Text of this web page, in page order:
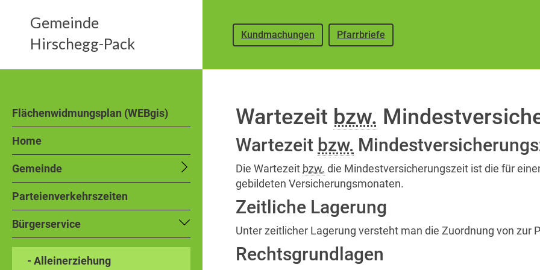
Kundmachungen Pfarrbriefe
Gemeinde
Hirschegg-Pack
Flächenwidmungsplan (WEBgis)
Home
Gemeinde
Parteienverkehrszeiten
Bürgerservice
- Alleinerziehung
Wartezeit bzw.
Wartezeit bzw.
Die Wartezeit bzw. die Mindestversicherungszeit ist die für
gebildeten Versicherungsmonaten.
Zeitliche Lagerung
Unter zeitlicher Lagerung versteht man die Zuordnung von
Rechtsgrundlagen